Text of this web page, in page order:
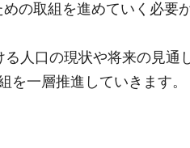
の取組を進めていく必要
人口の現状や将来の見通
一層推進していきます。